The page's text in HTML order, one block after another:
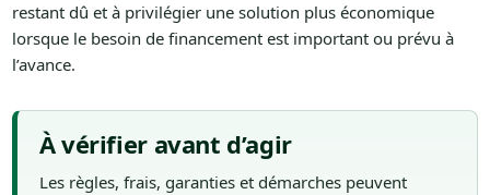
restant dû et à privilégier une solution plus économique
lorsque le besoin de financement est important ou prévu à
l’avance.
À vérifier avant d’agir
Les règles, frais, garanties et démarches peuvent